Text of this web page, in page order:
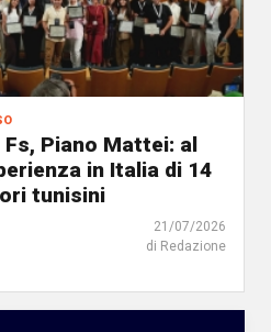
Fs, Piano Mattei: al
in Italia di 14
tunisini
21/07/2026
di Redazione